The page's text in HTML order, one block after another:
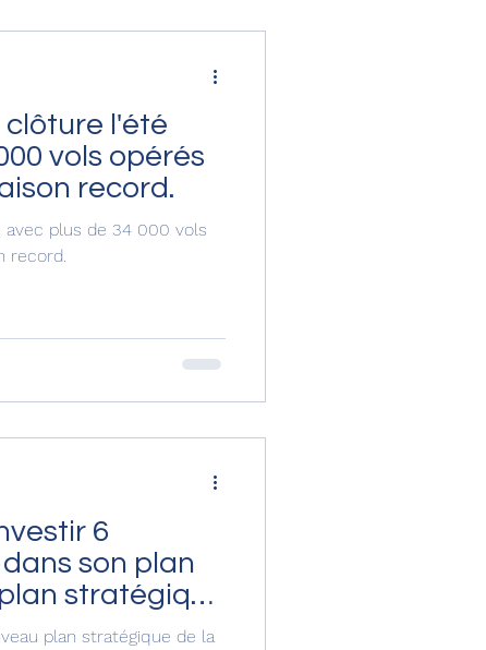
clôture l'été
vols opérés
record.
plus de 34 000 vols
record.
6
son plan
stratégique
venir.
plan stratégique de la